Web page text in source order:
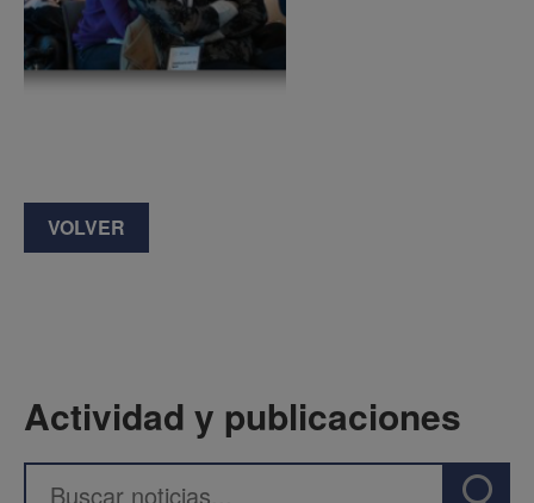
VOLVER
Actividad y publicaciones